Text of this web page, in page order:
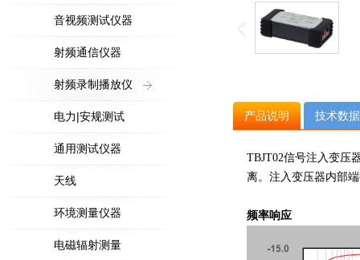
音视频测试仪器
射频通信仪器
射频录制播放仪
电力|安规测试
通用测试仪器
天线
环境测量仪器
电磁辐射测量
产品说明 技术数据
TBJT02信号注入变压
离。注入变压器内部
频率响应